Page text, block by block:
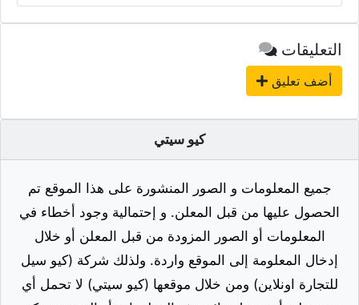
التعليقات
أضف تعليق
كيو سيتي
جميع المعلومات و الصور المنشورة على هذا الموقع تم
الحصول عليها من قبل المعلن. و إحتمالية وجود أخطاء في
المعلومات أو الصور المزودة من قبل المعلن أو خلال
إدخال المعلومة إلى الموقع واردة. ولذلك شركة (كيو سيل
للتجارة اونلاين) ومن خلال موقعها (كيو سيتي) لا تحمل أي